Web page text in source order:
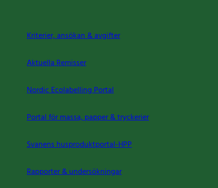
Kriterier, ansökan & avgifter
Aktuella Remisser
Nordic Ecolabelling Portal
Portal för massa, papper & tryckerier
Svanens husproduktportal-HPP
Rapporter & undersökningar